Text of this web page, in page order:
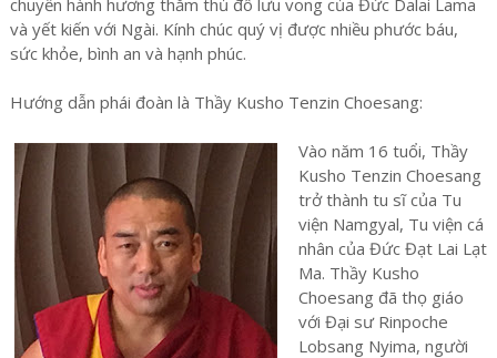
chuyến hành hương thăm thủ đô lưu vong của Đức Dalai Lama
và yết kiến với Ngài. Kính chúc quý vị được nhiều phước báu,
sức khỏe, bình an và hạnh phúc.
Hướng dẫn phái đoàn là Thầy Kusho Tenzin Choesang:
Vào năm 16 tuổi, Thầy
Kusho Tenzin Choesang
trở thành tu sĩ của Tu
viện Namgyal, Tu viện cá
nhân của Đức Đạt Lai Lạt
Ma. Thầy Kusho
Choesang đã thọ giáo
với Đại sư Rinpoche
Lobsang Nyima, người